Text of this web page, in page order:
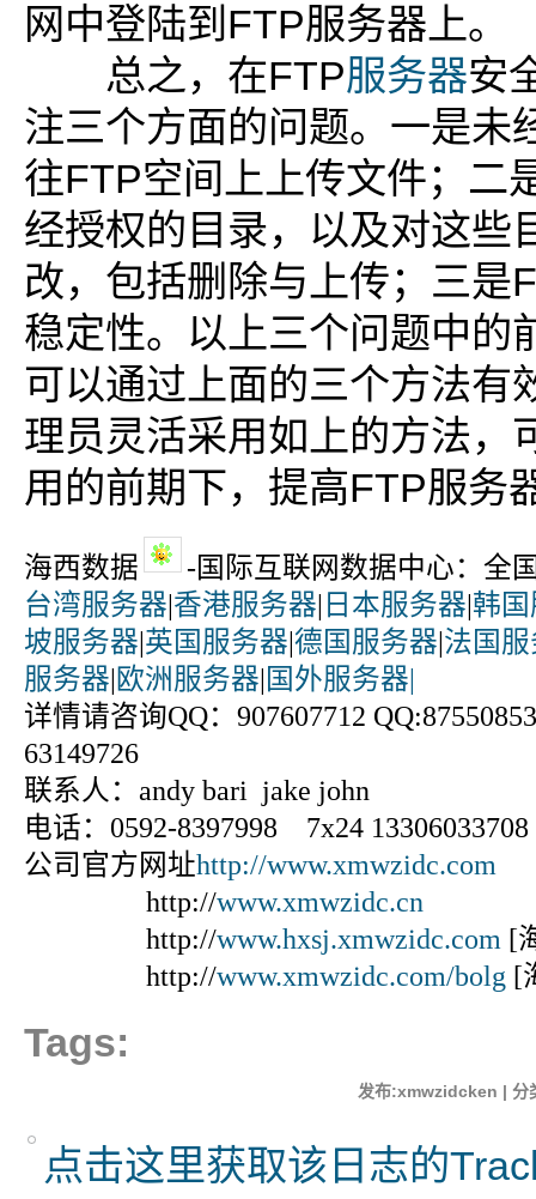
网中登陆到FTP服务器上。
总之，在FTP服务器安
注三个方面的问题。一是未
往FTP空间上上传文件；二
经授权的目录，以及对这些
改，包括删除与上传；三是
稳定性。以上三个问题中的
可以通过上面的三个方法有
理员灵活采用如上的方法，
用的前期下，提高FTP服务
海西数据
-国际互联网数据中心：全
台湾服务器|香港服务器| 日本服务器|韩
坡服务器|英国服务器|德国服务器|法国
服务器|欧洲服务器|国外服务器|
详情请咨询QQ：907607712
63149726
联系人：andy bari jake john
电话：0592-8397998 7x24 13306033708
公司官方网址http://www.xmwzidc.com
http://www.xmwzidc.cn
http://www.hxsj.xmwzidc.com [
http://www.xmwzidc.com/bolg [
Tags:
发布:xmwzidcken | 分
点击这里获取该日志的